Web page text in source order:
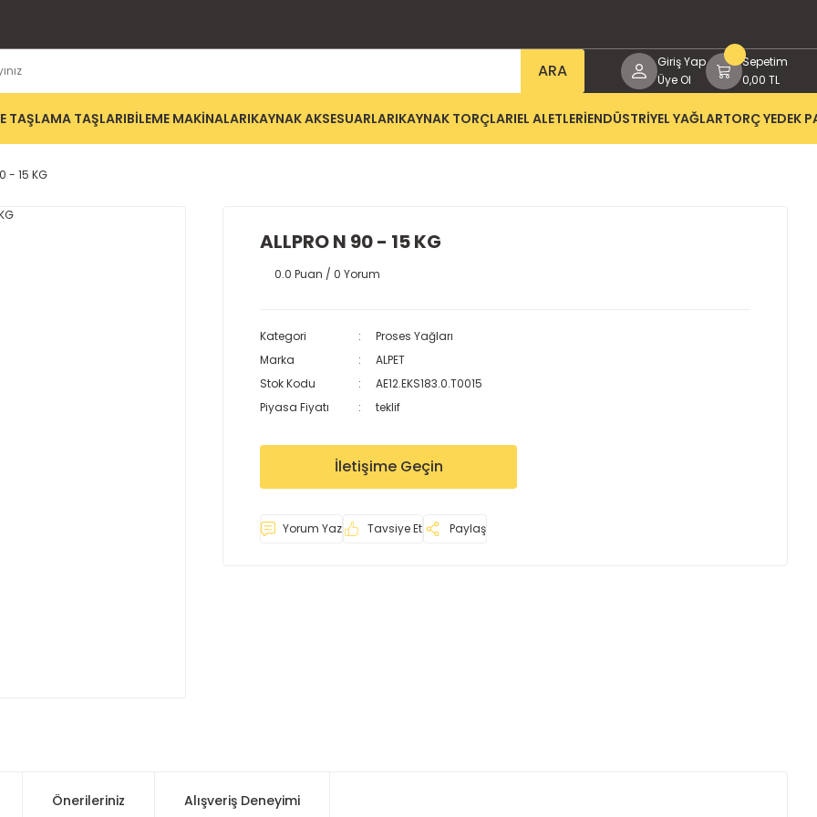
ARA
Giriş Yap
Üye Ol
Sepetim
0,00 TL
TAŞLAMA TAŞLARIBİLEME MAKİNALARIKAYNAK AKSESUARLARIKAYNAK TORÇLARIEL ALETLERİENDÜSTRİYEL YAĞLARTORÇ YEDEK
- 15 KG
ALLPRO N 90 - 15 KG
0.0 Puan / 0 Yorum
Kategori
Proses Yağları
Marka
ALPET
Stok Kodu
AE12.EKS183.0.T0015
Piyasa Fiyatı
teklif
İletişime Geçin
Yorum Yaz Tavsiye Et Paylaş
Önerileriniz Alışveriş Deneyimi